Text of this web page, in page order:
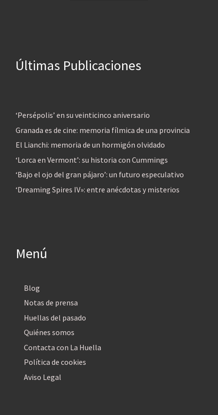
Últimas Publicaciones
‘Persépolis’ en su veinticinco aniversario
Granada es de cine: memoria fílmica de una provincia
El Lianchi: memoria de un hormigón olvidado
‘Lorca en Vermont’: su historia con Cummings
‘Bajo el ojo del gran pájaro’: un futuro especulativo
‘Dreaming Spires IV»: entre anécdotas y misterios
Menú
Blog
Notas de prensa
Huellas del pasado
Quiénes somos
Contacta con La Huella
Política de cookies
Aviso Legal